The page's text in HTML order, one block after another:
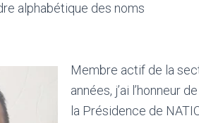
alphabétique des noms
Membre actif de la
années, j’ai l’honneur
la Présidence de